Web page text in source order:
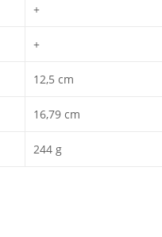
+
+
12,5 cm
16,79 cm
244 g